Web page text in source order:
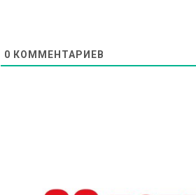
0 КОММЕНТАРИЕВ